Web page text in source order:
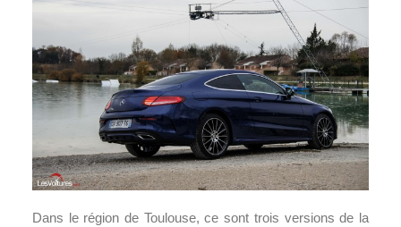
Dans le région de Toulouse, ce sont trois versions de la